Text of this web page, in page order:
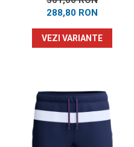
288,80 RON
VEZI VARIANTE